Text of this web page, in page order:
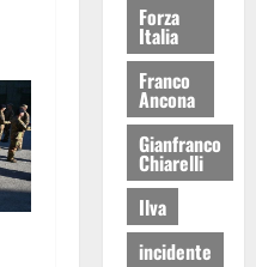
Forza
Italia
Franco
Ancona
Gianfranco
Chiarelli
Ilva
incidente